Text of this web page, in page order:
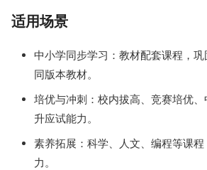
适用场景
中小学同步学习：教材配套课程，
同版本教材。
培优与冲刺：校内拔高、竞赛培优
升应试能力。
素养拓展：科学、人文、编程等课
力。